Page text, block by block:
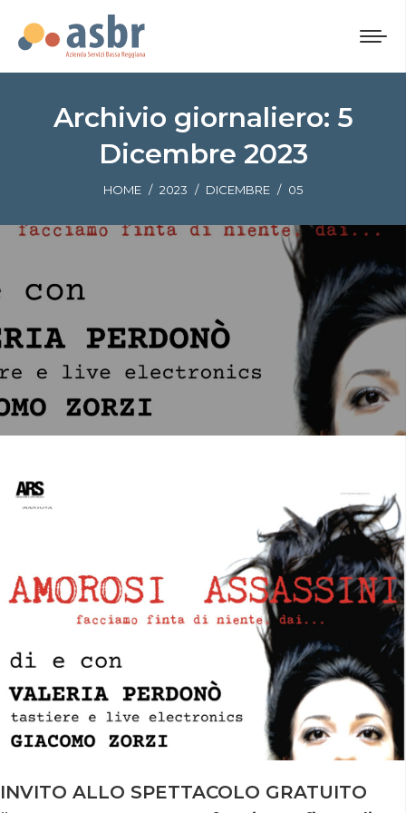
Archivio giornaliero: 5
Dicembre 2023
Tu sei qui:
HOME 2023 DICEMBRE 05
INVITO ALLO SPETTACOLO GRATUITO